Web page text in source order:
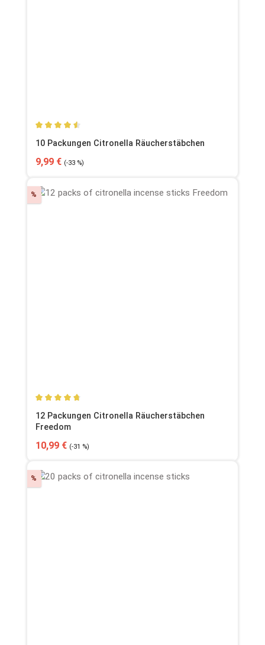
Durchschnittliche Bewertung von 4.49 von 5 Sternen
10 Packungen Citronella Räucherstäbchen
Verkaufspreis:
9,99 € Regulärer Preis:
(-33 %)
% Rabatt
Durchschnittliche Bewertung von 4.74 von 5 Sternen
12 Packungen Citronella Räucherstäbchen
Freedom
Verkaufspreis:
10,99 € Regulärer Preis:
(-31 %)
% Rabatt